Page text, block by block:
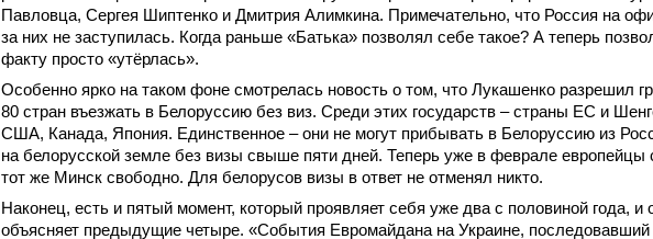
Павловца, Сергея Шиптенко и Дмитрия Алимкина. Примечательно, что Россия на
за них не заступилась. Когда раньше «Батька» позволял себе такое? А теперь
факту просто «утёрлась».
Особенно ярко на таком фоне смотрелась новость о том, что Лукашенко разрешил
80 стран въезжать в Белоруссию без виз. Среди этих государств – страны ЕС и
США, Канада, Япония. Единственное – они не могут прибывать в Белоруссию из
на белорусской земле без визы свыше пяти дней. Теперь уже в феврале европейцы
тот же Минск свободно. Для белорусов визы в ответ не отменял никто.
Наконец, есть и пятый момент, который проявляет себя уже два с половиной года, и
объясняет предыдущие четыре. «События Евромайдана на Украине,